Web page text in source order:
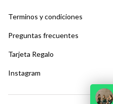
Terminos y condiciones
Preguntas frecuentes
Tarjeta Regalo
Instagram